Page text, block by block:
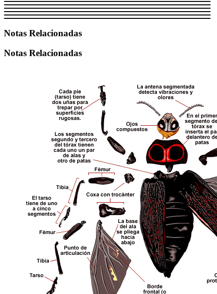
Notas Relacionadas
Notas Relacionadas